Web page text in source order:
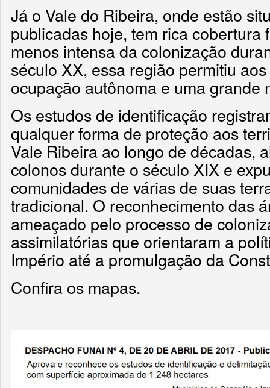
Já o Vale do Ribeira, onde estão
publicadas hoje, tem rica cobertura
menos intensa da colonização
século XX, essa região permitiu
ocupação autônoma e uma grande
Os estudos de identificação
qualquer forma de proteção aos
Vale Ribeira ao longo de décadas,
colonos durante o século XIX e
comunidades de várias de suas
tradicional. O reconhecimento das
ameaçado pelo processo de
assimilatórias que orientaram a
Império até a promulgação da
Confira os mapas.